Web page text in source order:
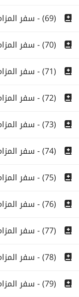
(69) - سفر المزامير الاصحاح التاسع والستون
(70) - سفر المزامير الاصحاح السبعون
(71) - سفر المزامير الاصحاح الحادى والسبعون
(72) - سفر المزامير الاصحاح الثانى والسبعون
(73) - سفر المزامير الاصحاح الثالث والسبعون
(74) - سفر المزامير الاصحاح الرابع والسبعون
(75) - سفر المزامير الاصحاح الخامس والسبعون
(76) - سفر المزامير الاصحاح السادس والسبعون
(77) - سفر المزامير الاصحاح السابع والسبعون
(78) - سفر المزامير الاصحاح الثامن والسبعون
(79) - سفر المزامير الاصحاح التاسع والسبعون